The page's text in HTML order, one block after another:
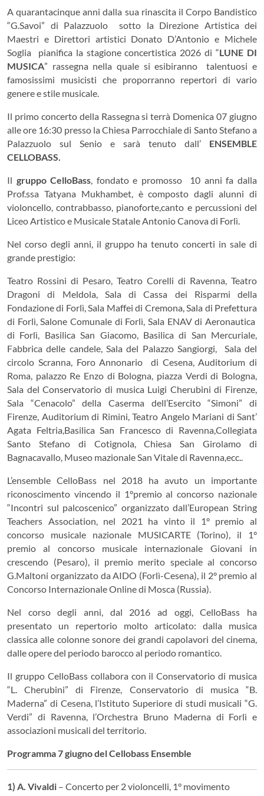
A quarantacinque anni dalla sua rinascita il Corpo Bandistico
“G.Savoi” di Palazzuolo sotto la Direzione Artistica dei
Maestri e Direttori artistici Donato D’Antonio e Michele
Soglia pianifica la stagione concertistica 2026 di “LUNE DI
MUSICA” rassegna nella quale si esibiranno talentuosi e
famosissimi musicisti che proporranno repertori di vario
genere e stile musicale.
Il primo concerto della Rassegna si terrà Domenica 07 giugno
alle ore 16:30 presso la Chiesa Parrocchiale di Santo Stefano a
Palazzuolo sul Senio e sarà tenuto dall’ ENSEMBLE
CELLOBASS.
Il gruppo CelloBass , fondato e promosso 10 anni fa dalla
Prof.ssa Tatyana Mukhambet, è composto dagli alunni di
violoncello, contrabbasso , pianoforte,canto e percussioni del
Liceo Artistico e Musicale Statale Antonio Canova di Forlì.
Nel corso degli anni, il gruppo ha tenuto concerti in sale di
grande prestigio:
Teatro Rossini di Pesaro, Teatro Corelli di Ravenna, Teatro
Dragoni di Meldola, Sala di Cassa dei Risparmi della
Fondazione di Forlì, Sala Maffei di Cremona, Sala di Prefettura
di Forlì, Salone Comunale di Forlì, Sala ENAV di Aeronautica
di Forlì, Basilica San Giacomo, Basilica di San Mercuriale,
Fabbrica delle candele, Sala del Palazzo Sangiorgi, Sala del
circolo Scranna, Foro Annonario di Cesena, Auditorium di
Roma, palazzo Re Enzo di Bologna, piazza Verdi di Bologna,
Sala del Conservatorio di musica Luigi Cherubini di Firenze,
Sala “Cenacolo” della Caserma dell’Esercito “Simoni” di
Firenze, Auditorium di Rimini, Teatro Angelo Mariani di Sant’
Agata Feltria,Basilica San Francesco di Ravenna,Collegiata
Santo Stefano di Cotignola, Chiesa San Girolamo di
Bagnacavallo, Museo mazionale San Vitale di Ravenna,ecc..
L’ensemble CelloBass nel 2018 ha avuto un importante
riconoscimento vincendo il 1°premio al concorso nazionale
“Incontri sul palcoscenico” organizzato dall’European String
Teachers Association, nel 2021 ha vinto il 1° premio al
concorso musicale nazionale MUSICARTE (Torino), il 1°
premio al concorso musicale internazionale Giovani in
crescendo (Pesaro), il premio merito speciale al concorso
G.Maltoni organizzato da AIDO (Forlì-Cesena), il 2° premio al
Concorso Internazionale Online di Mosca (Russia).
Nel corso degli anni, dal 2016 ad oggi, CelloBass ha
presentato un repertorio molto articolato: dalla musica
classica alle colonne sonore dei grandi capolavori del cinema,
dalle opere del periodo barocco al periodo romantico.
Il gruppo CelloBass collabora con il Conservatorio di musica
“L. Cherubini” di Firenze, Conservatorio di musica “B.
Maderna” di Cesena, l’Istituto Superiore di studi musicali “G.
Verdi” di Ravenna, l’Orchestra Bruno Maderna di Forlì e
associazioni musicali del territorio.
Programma 7 giugno del Cellobass Ensemble
1) A. Vivaldi – Concerto per 2 violoncelli, 1° movimento